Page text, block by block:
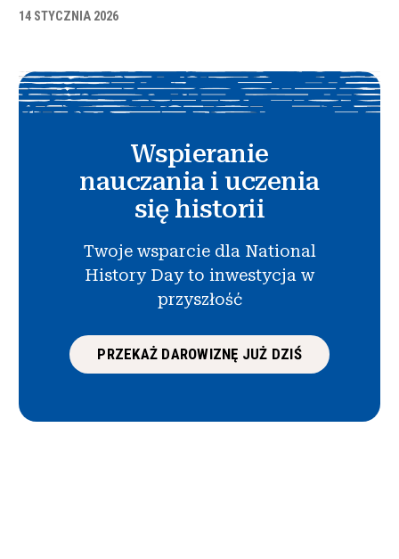
14 STYCZNIA 2026
Wspieranie
nauczania i uczenia
się historii
Twoje wsparcie dla National
History Day to inwestycja w
przyszłość
PRZEKAŻ DAROWIZNĘ JUŻ DZIŚ